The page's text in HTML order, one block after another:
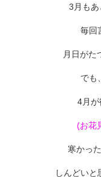
3月も
毎回
月日がた
でも
4月が
(お花
寒かっ
しんどいと